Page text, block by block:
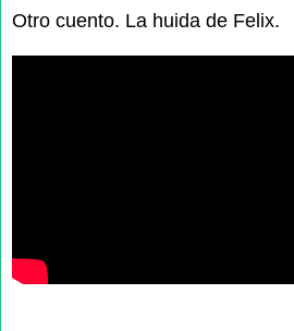
Otro cuento. La huida de Felix.